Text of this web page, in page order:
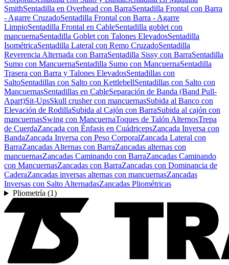
SmithSentadilla en Overhead con BarraSentadilla Frontal con Barra
- Agarre CruzadoSentadilla Frontal con Barra - Agarre
LimpioSentadilla Frontal en CableSentadilla goblet con
mancuernaSentadilla Goblet con Talones ElevadosSentadilla
IsométricaSentadilla Lateral con Remo CruzadoSentadilla
Reverencia Alternada con BarraSentadilla Sissy con BarraSentadilla
Sumo con MancuernaSentadilla Sumo con MancuernaSentadilla
Trasera con Barra y Talones ElevadosSentadillas con
SaltoSentadillas con Salto con KettlebellSentadillas con Salto con
MancuernasSentadillas en CableSeparación de Banda (Band Pull-
Apart)Sit-UpsSkull crusher con mancuernasSubida al Banco con
Elevación de RodillaSubida al Cajón con BarraSubida al cajón con
mancuernasSwing con MancuernaToques de Talón AlternosTrepa
de CuerdaZancada con Énfasis en CuádricepsZancada Inversa con
BandaZancada Inversa con Peso CorporalZancada Lateral con
BarraZancadas Alternas con BarraZancadas alternas con
mancuernasZancadas Caminando con BarraZancadas Caminando
con MancuernasZancadas con BarraZancadas con Dominancia de
CaderaZancadas inversas alternas con mancuernasZancadas
Inversas con Salto AlternadasZancadas Pliométricas
Pliometría (1)